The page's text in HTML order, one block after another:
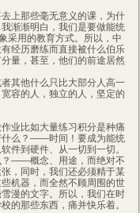
上那些毫无意义的课，为什
渐渐明白，我们是要做能统
采用的教育方式。所以，中
经历磨练而直接被什么伯乐
量，甚至，他们的前途居然
其他什么只比大部分人高一
容的人，独立的人，坚定的
业比如大量练习积分是种痛
什么？——时间！要成为能统
件到硬件、从一切到一切。
——概念、用途，而绝对不
，同时，我们还必须精于某
机器，而全然不顾周围的世
漫的文字。所以，我们在时
的那些东西，痛并快乐着。